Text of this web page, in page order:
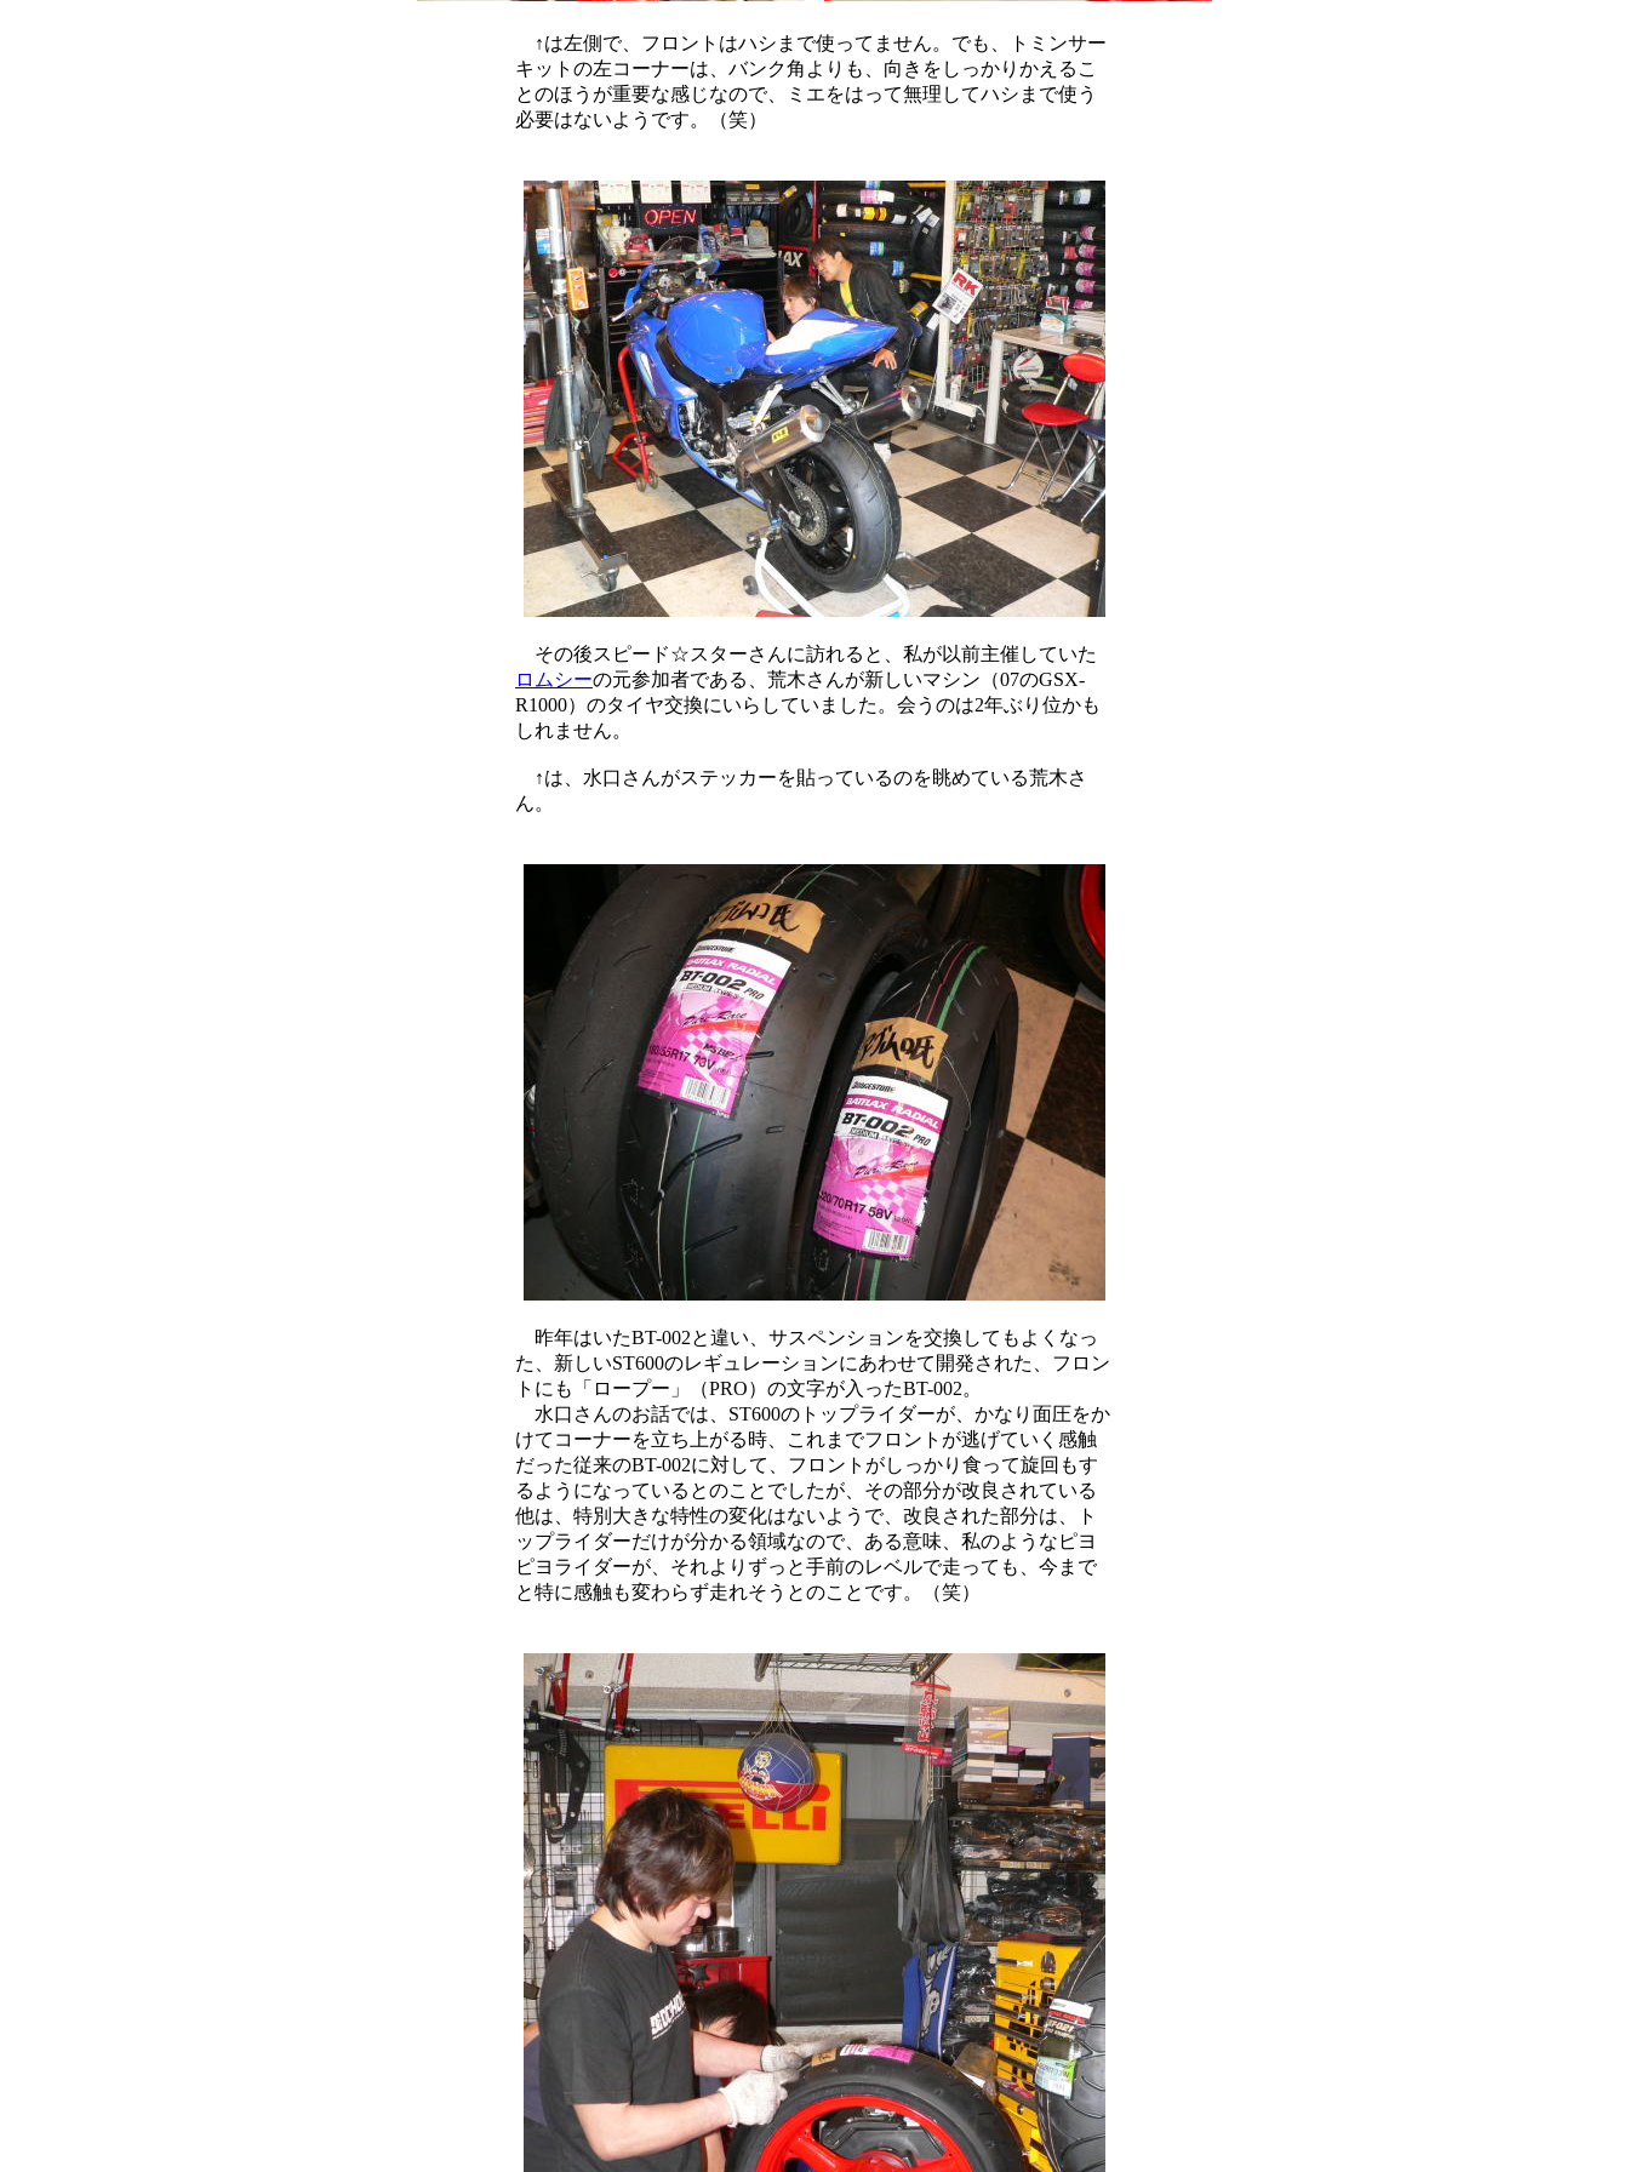
↑は左側で、フロントはハシまで使ってません。でも、トミンサー
キットの左コーナーは、バンク角よりも、向きをしっかりかえるこ
とのほうが重要な感じなので、ミエをはって無理してハシまで使う
必要はないようです。（笑）
その後スピード☆スターさんに訪れると、私が以前主催していた
ロムシーの元参加者である、荒木さんが新しいマシン（07のGSX-
R1000）のタイヤ交換にいらしていました。会うのは2年ぶり位かも
しれません。
↑は、水口さんがステッカーを貼っているのを眺めている荒木さ
ん。
昨年はいたBT-002と違い、サスペンションを交換してもよくなっ
た、新しいST600のレギュレーションにあわせて開発された、フロン
トにも「ロープー」（PRO）の文字が入ったBT-002。
水口さんのお話では、ST600のトップライダーが、かなり面圧をか
けてコーナーを立ち上がる時、これまでフロントが逃げていく感触
だった従来のBT-002に対して、フロントがしっかり食って旋回もす
るようになっているとのことでしたが、その部分が改良されている
他は、特別大きな特性の変化はないようで、改良された部分は、ト
ップライダーだけが分かる領域なので、ある意味、私のようなピヨ
ピヨライダーが、それよりずっと手前のレベルで走っても、今まで
と特に感触も変わらず走れそうとのことです。（笑）